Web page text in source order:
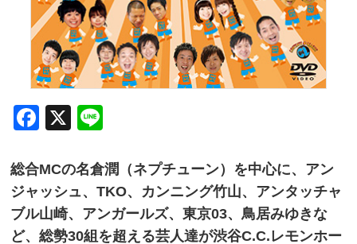
Facebook
X
総合MCの名倉潤（ネプチューン）を中心に、アン
ジャッシュ、TKO、カンニング竹山、アンタッチャ
ブル山崎、アンガールズ、東京03、鳥居みゆきな
ど、総勢30組を超える芸人達が渋谷C.C.レモンホー